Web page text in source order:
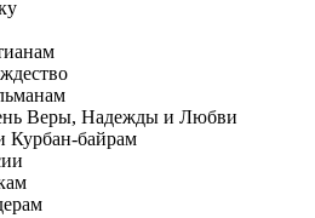
Веры, Надежды и Любви
Курбан-байрам